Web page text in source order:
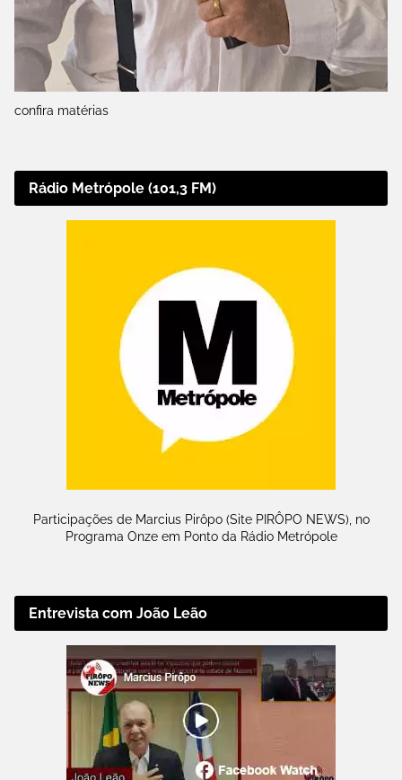
confira matérias
Rádio Metrópole (101,3 FM)
Participações de Marcius Pirôpo (Site PIRÔPO NEWS), no
Programa Onze em Ponto da Rádio Metrópole
Entrevista com João Leão